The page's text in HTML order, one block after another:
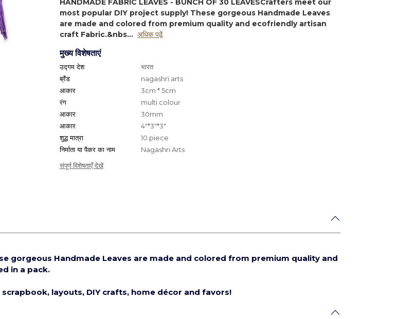
HANDMADE FABRIC LEAVES - BUNCH OF 30 LEAVESCrafters meet our
most popular DIY project supply! These gorgeous Handmade Leaves
are made and colored from premium quality and ecofriendly artisan
craft Fabric.&nbs... अधिक पढ़ें
मुख्य विशेषताएं
उद्गम देश
भारत
ब्रैंड
nagashri arts
आकार
3cm * 5cm
रंग
multi colour
आकार
30mm
आकार
4"*3"*3"
शुद्ध मात्रा
10 piece
निर्माता या पैकर का नाम
Nagashri Arts
संपूर्ण विशेषताएँ देखें
gorgeous Handmade Leaves are made and colored from premium quality and
in a pack.
layouts, DIY crafts, home décor and favors!